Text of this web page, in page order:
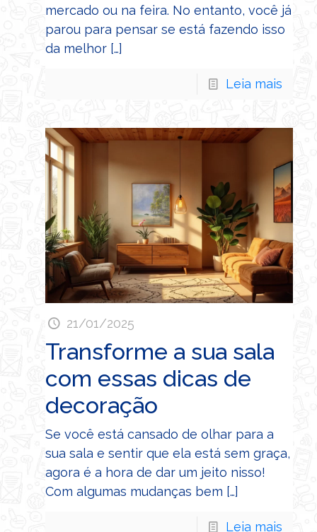
mercado ou na feira. No entanto, você já
parou para pensar se está fazendo isso
da melhor […]
Leia mais
21/01/2025
Transforme a sua sala
com essas dicas de
decoração
Se você está cansado de olhar para a
sua sala e sentir que ela está sem graça,
agora é a hora de dar um jeito nisso!
Com algumas mudanças bem […]
Leia mais